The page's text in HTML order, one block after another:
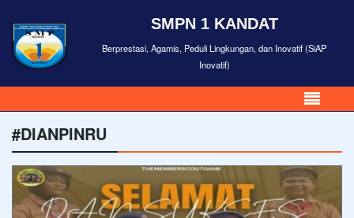
SMPN 1 KANDAT
Berprestasi, Agamis, Peduli Lingkungan, dan Inovatif (SiAP
Inovatif)
#DIANPINRU